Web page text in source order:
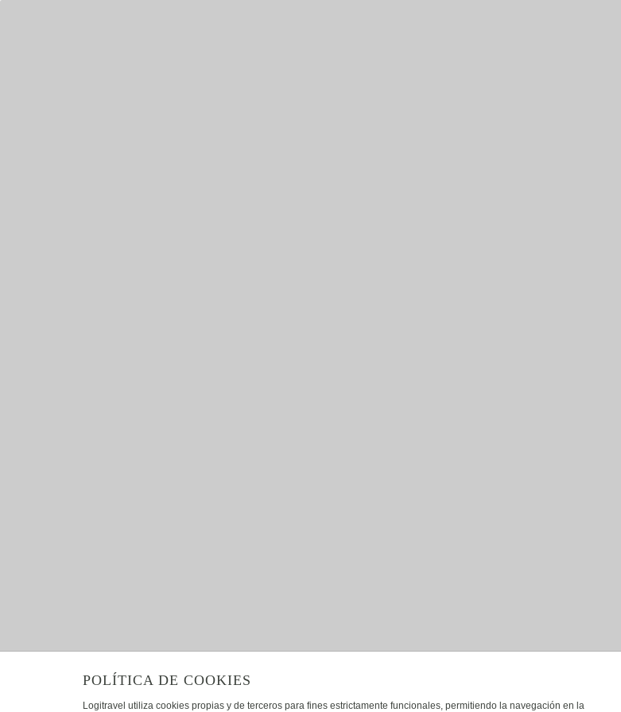
POLÍTICA DE COOKIES
Logitravel utiliza cookies propias y de terceros para fines estrictamente funcionales, permitiendo la navegación en la